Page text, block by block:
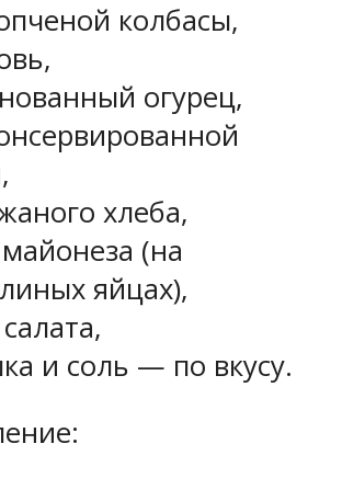
колбасы,
огурец,
хлеба,
(на
яйцах),
и соль — по вкусу.